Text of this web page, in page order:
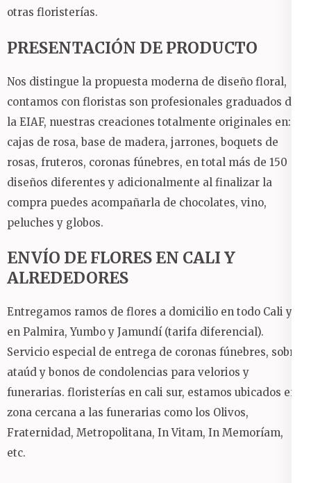
otras floristerías.
PRESENTACIÓN DE PRODUCTO
Nos distingue la propuesta moderna de diseño floral,
contamos con floristas son profesionales graduados de
la EIAF, nuestras creaciones totalmente originales en:
cajas de rosa, base de madera, jarrones, boquets de
rosas, fruteros, coronas fúnebres, en total más de 150
diseños diferentes y adicionalmente al finalizar la
compra puedes acompañarla de chocolates, vino,
peluches y globos.
ENVÍO DE FLORES EN CALI Y
ALREDEDORES
Entregamos ramos de flores a domicilio en todo Cali y
en Palmira, Yumbo y Jamundí (tarifa diferencial).
Servicio especial de entrega de coronas fúnebres, sobre
ataúd y bonos de condolencias para velorios y
funerarias. floristerías en cali sur, estamos ubicados en
zona cercana a las funerarias como los Olivos,
Fraternidad, Metropolitana, In Vitam, In Memoríam,
etc.